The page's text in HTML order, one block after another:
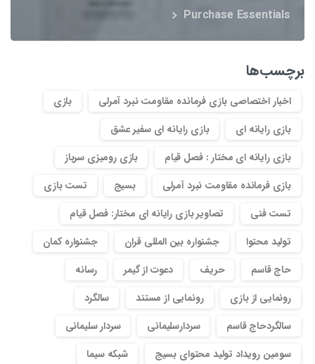
Purchase Essentials
برچسب‌ها
اخبار اختصاصی بازی فرمانده مقاومت نبرد آمرلی
بازی
بازی رایانه ای
بازی رایانه ای سفیر عشق
بازی رایانه ای مختار : فصل قیام
بازی رومیزی سرباز
بازی فرمانده مقاومت نبرد آمرلی
بسیج
تست بازی
تست فنی
تصاویر بازی رایانه ای مختار: فصل قیام
تولید محتوا
جشنواره بین المللی قران
جشنواره کمان
حاج قاسم
حریف دعوت از گیمر
رسانه
رونمایی از بازی
رونمایی از مستند
سالگرد
سالگردحاج قاسم
سردارسلیمانی
سردار سلیمانی
سومین رویداد تولید محتوای بسیج
شبکه سیما